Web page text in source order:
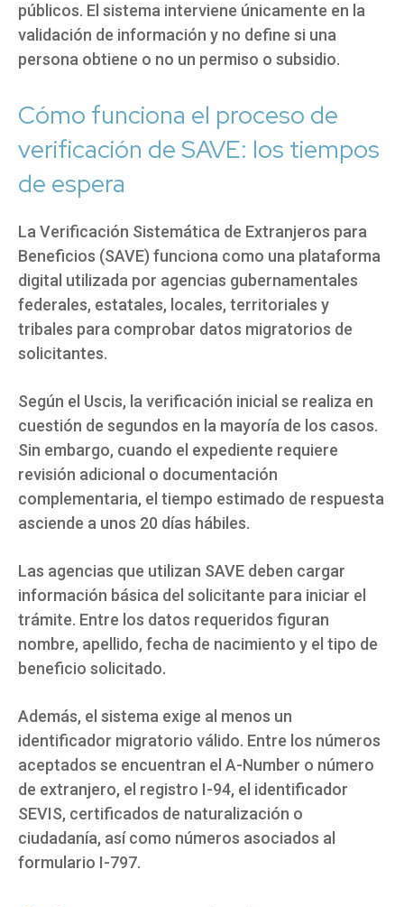
públicos. El sistema interviene únicamente en la
validación de información y no define si una
persona obtiene o no un permiso o subsidio.
Cómo funciona el proceso de
verificación de SAVE: los tiempos
de espera
La Verificación Sistemática de Extranjeros para
Beneficios (SAVE) funciona como una plataforma
digital utilizada por agencias gubernamentales
federales, estatales, locales, territoriales y
tribales para comprobar datos migratorios de
solicitantes.
Según el Uscis, la verificación inicial se realiza en
cuestión de segundos en la mayoría de los casos.
Sin embargo, cuando el expediente requiere
revisión adicional o documentación
complementaria, el tiempo estimado de respuesta
asciende a unos 20 días hábiles.
Las agencias que utilizan SAVE deben cargar
información básica del solicitante para iniciar el
trámite. Entre los datos requeridos figuran
nombre, apellido, fecha de nacimiento y el tipo de
beneficio solicitado.
Además, el sistema exige al menos un
identificador migratorio válido. Entre los números
aceptados se encuentran el A-Number o número
de extranjero, el registro I-94, el identificador
SEVIS, certificados de naturalización o
ciudadanía, así como números asociados al
formulario I-797.